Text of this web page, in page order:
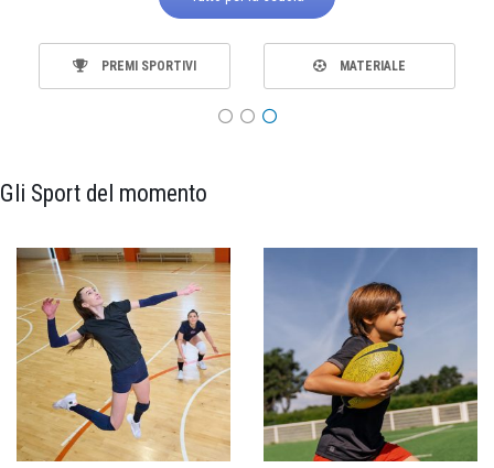
PREMI SPORTIVI MATERIALE
Gli Sport del momento